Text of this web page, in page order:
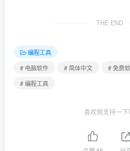
THE END
编程工具
# 电脑软件
# 简体中文 # 免费
# 编程工具
喜欢就支持一下